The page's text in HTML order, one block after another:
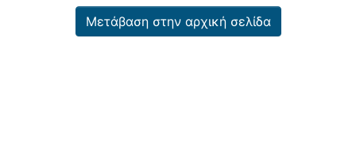
Μετάβαση στην αρχική σελίδα